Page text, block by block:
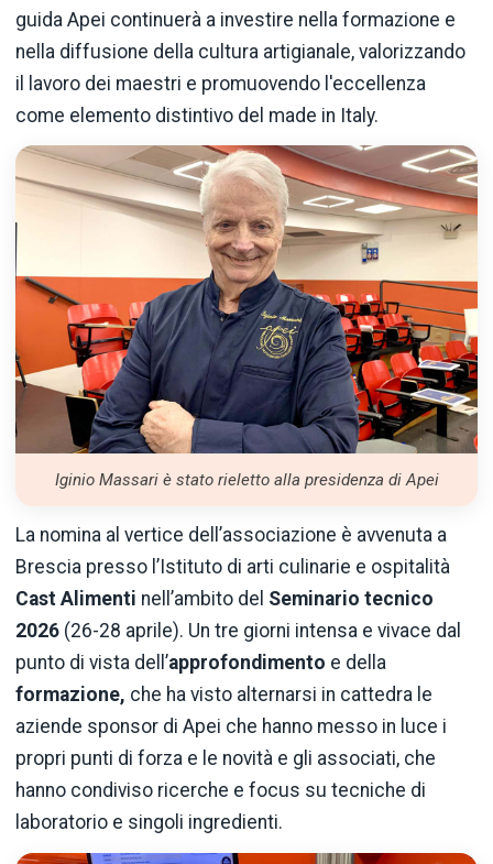
guida Apei continuerà a investire nella formazione e
nella diffusione della cultura artigianale, valorizzando
il lavoro dei maestri e promuovendo l'eccellenza
come elemento distintivo del made in Italy.
Iginio Massari è stato rieletto alla presidenza di Apei
La nomina al vertice dell’associazione è avvenuta a
Brescia presso l’Istituto di arti culinarie e ospitalità
Cast Alimenti nell’ambito del Seminario tecnico
2026 (26-28 aprile). Un tre giorni intensa e vivace dal
punto di vista dell’approfondimento e della
formazione, che ha visto alternarsi in cattedra le
aziende sponsor di Apei che hanno messo in luce i
propri punti di forza e le novità e gli associati, che
hanno condiviso ricerche e focus su tecniche di
laboratorio e singoli ingredienti.